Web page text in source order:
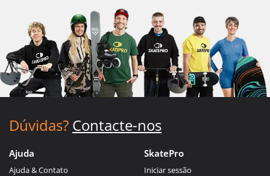
Dúvidas? Contacte-nos
Ajuda
Ajuda & Contato
SkatePro
Iniciar sessão